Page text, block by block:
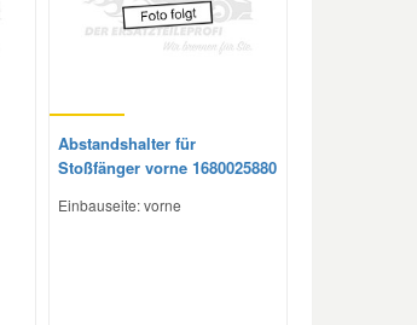
Abstandshalter für
Stoßfänger vorne 1680025880
Einbauseite: vorne